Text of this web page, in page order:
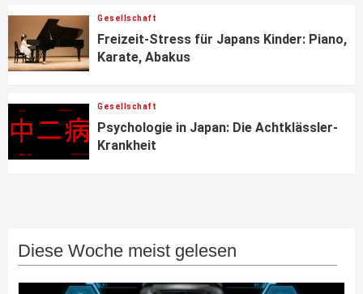
Gesellschaft
Freizeit-Stress für Japans Kinder: Piano,
Karate, Abakus
Gesellschaft
Psychologie in Japan: Die Achtklässler-
Krankheit
Diese Woche meist gelesen